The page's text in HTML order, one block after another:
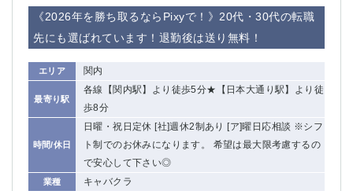
《2026年を勝ち取るならPixyで！》20代・30代の転職
先にも選ばれています！退勤後は送り無料！
エリア 関内
最寄り駅
各線【関内駅】より徒歩5分★【日本大通り駅】より徒
歩8分
時間/休日
日曜・祝日定休 [社]週休2制あり [ア]曜日応相談 ※シフ
ト制でのお休みになります。 希望は最大限考慮するの
で安心して下さい◎
業種 キャバクラ
蒲田東口
多摩センター
立川（南口）
新宿
浜松町
西葛西
中野
中目黒
ひばりヶ丘（北口）
吉祥寺（南口／公園口） 小作・羽村・福生エリア
自由が丘
吉祥寺（北口／東口）
錦糸町南口
下北沢・経堂